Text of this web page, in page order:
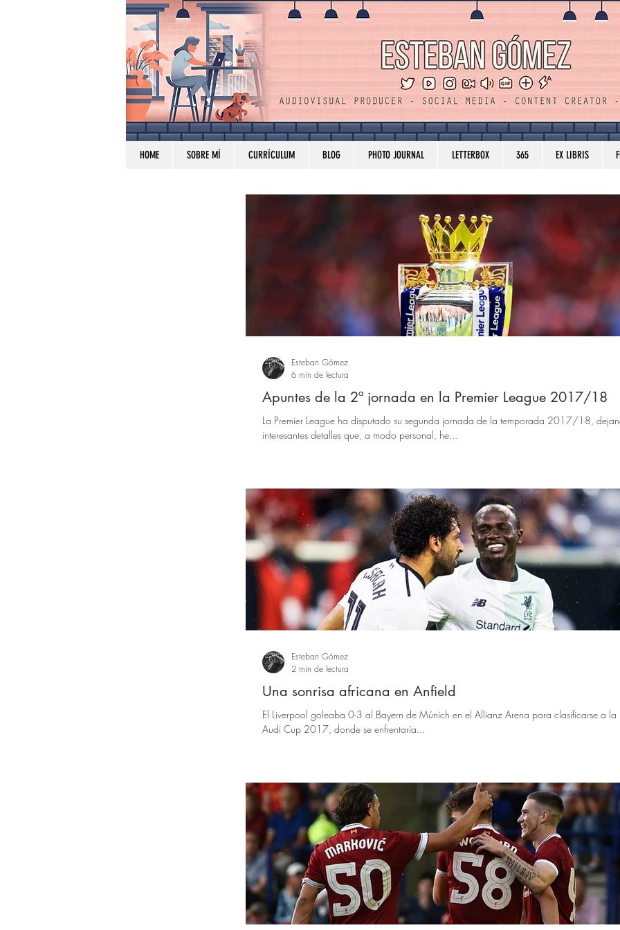
HOME SOBRE MÍ CURRÍCULUM BLOG PHOTO JOURNAL LETTERBOX 365 EX LIBRIS
Apuntes de la 2ª jornada en la Premier League 2017/18
La Premier League ha disputado su segunda jornada de la temporada 2017/18,
interesantes detalles que, a modo personal, he...
Esteban Gómez
6 min de lectura
Una sonrisa africana en Anfield
El Liverpool goleaba 0-3 al Bayern de Múnich en el Allianz Arena para clasificarse a la
Audi Cup 2017, donde se enfrentaría...
Esteban Gómez
2 min de lectura